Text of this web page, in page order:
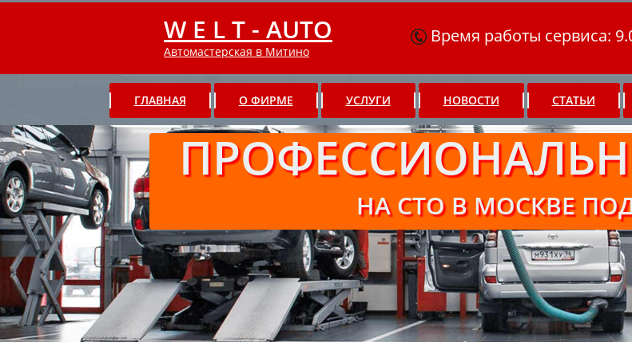
W E L T - AUTO
Автомастерская в Митино
Время работы сервиса:
ГЛАВНАЯ О ФИРМЕ УСЛУГИ НОВОСТИ СТАТЬИ
НА СТО В МОСКВЕ